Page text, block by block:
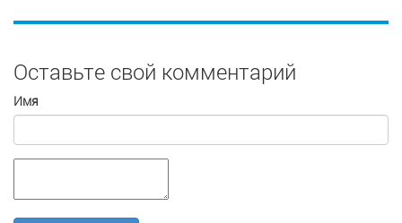
Оставьте свой комментарий
Имя